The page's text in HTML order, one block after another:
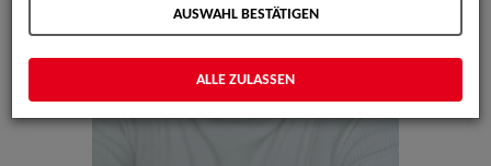
AUSWAHL BESTÄTIGEN
ALLE ZULASSEN